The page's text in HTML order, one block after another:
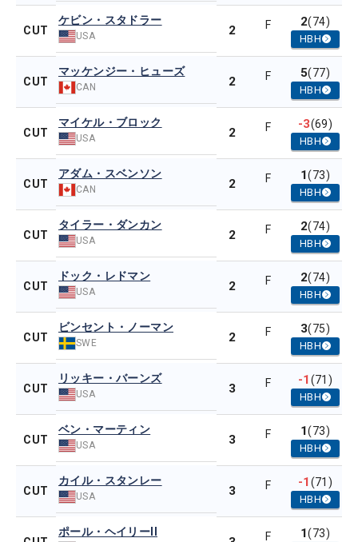
CUT
ケビン・スタドラー
USA 2 F 2(74)
HBH
CUT
マッケンジー・ヒューズ
CAN 2 F 5(77)
HBH
CUT
マイケル・ブロック
USA 2 F -3(69)
HBH
CUT
アダム・スベンソン
CAN 2 F 1(73)
HBH
CUT
タイラー・ダンカン
USA 2 F 2(74)
HBH
CUT
ドック・レドマン
USA 2 F 2(74)
HBH
CUT
ビンセント・ノーマン
SWE 2 F 3(75)
HBH
CUT
リッキー・バーンズ
USA 3 F -1(71)
HBH
CUT
ベン・マーティン
USA 3 F 1(73)
HBH
CUT
カイル・スタンレー
USA 3 F -1(71)
HBH
ポール・ヘイリーII F 1(73)